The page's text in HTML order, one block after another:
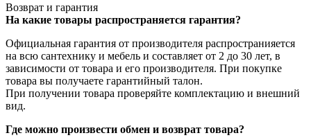
Возврат и гарантия
На какие товары распространяется гарантия?
Официальная гарантия от производителя распространияется
на всю сантехнику и мебель и составляет от 2 до 30 лет, в
зависимости от товара и его производителя. При покупке
товара вы получаете гарантийный талон.
При получении товара проверяйте комплектацию и внешний
вид.
Где можно произвести обмен и возврат товара?